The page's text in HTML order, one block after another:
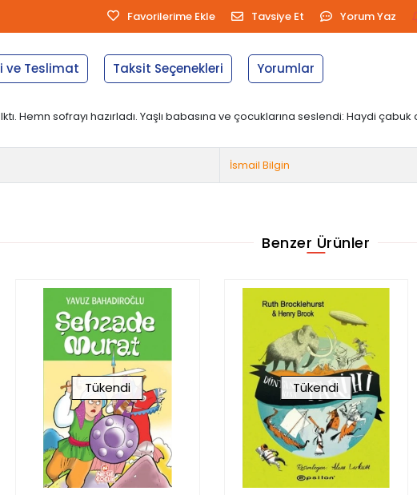
Favorilerime Ekle Tavsiye Et Yorum Yaz
ve Teslimat Taksit Seçenekleri Yorumlar
Hemn sofrayı hazırladı. Yaşlı babasına ve çocuklarına seslendi: Haydi
İsmail Bilgin
Benzer Ürünler
Tükendi Tükendi